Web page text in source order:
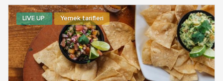
LIVE UP Yemek tarifleri